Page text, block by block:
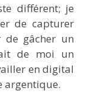
différent; je
de capturer
de gâcher un
de moi un
en digital
argentique.